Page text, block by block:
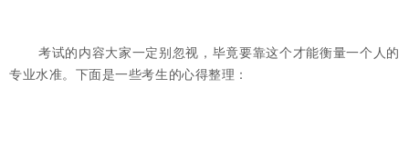
考试的内容大家一定别忽视，毕竟要靠这个才能衡量一个人的
专业水准。下面是一些考生的心得整理：